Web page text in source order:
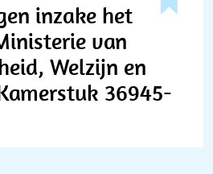
inzake het
van
Welzijn en
36945-